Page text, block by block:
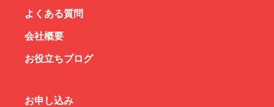
よくある質問
会社概要
お役立ちブログ
お申し込み